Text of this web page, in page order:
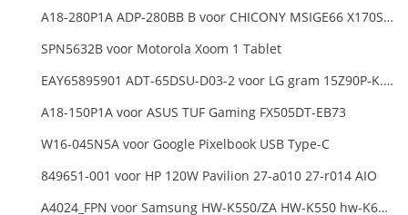
A18-280P1A ADP-280BB B voor CHICONY MSIGE66 X170SMG, MSI GE66 GE76
SPN5632B voor Motorola Xoom 1 Tablet
EAY65895901 ADT-65DSU-D03-2 voor LG gram 15Z90P-K.ARB6U1 16T90P, LG gram 15Z90Q 16Z90Q 17Z90Q16Z95PD Series
A18-150P1A voor ASUS TUF Gaming FX505DT-EB73
W16-045N5A voor Google Pixelbook USB Type-C
849651-001 voor HP 120W Pavilion 27-a010 27-r014 AIO
A4024_FPN voor Samsung HW-K550/ZA HW-K550 hw-K650 Soundbar